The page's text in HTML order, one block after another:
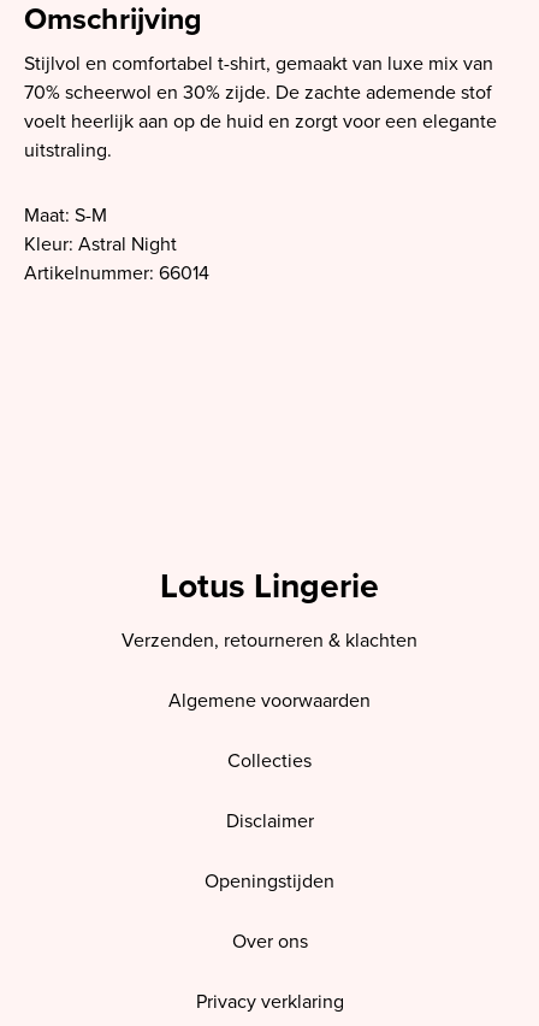
Omschrijving
Stijlvol en comfortabel t-shirt, gemaakt van luxe mix van
70% scheerwol en 30% zijde. De zachte ademende stof
voelt heerlijk aan op de huid en zorgt voor een elegante
uitstraling.
Maat: S-M
Kleur: Astral Night
Artikelnummer: 66014
Lotus Lingerie
Verzenden, retourneren & klachten
Algemene voorwaarden
Collecties
Disclaimer
Openingstijden
Over ons
Privacy verklaring